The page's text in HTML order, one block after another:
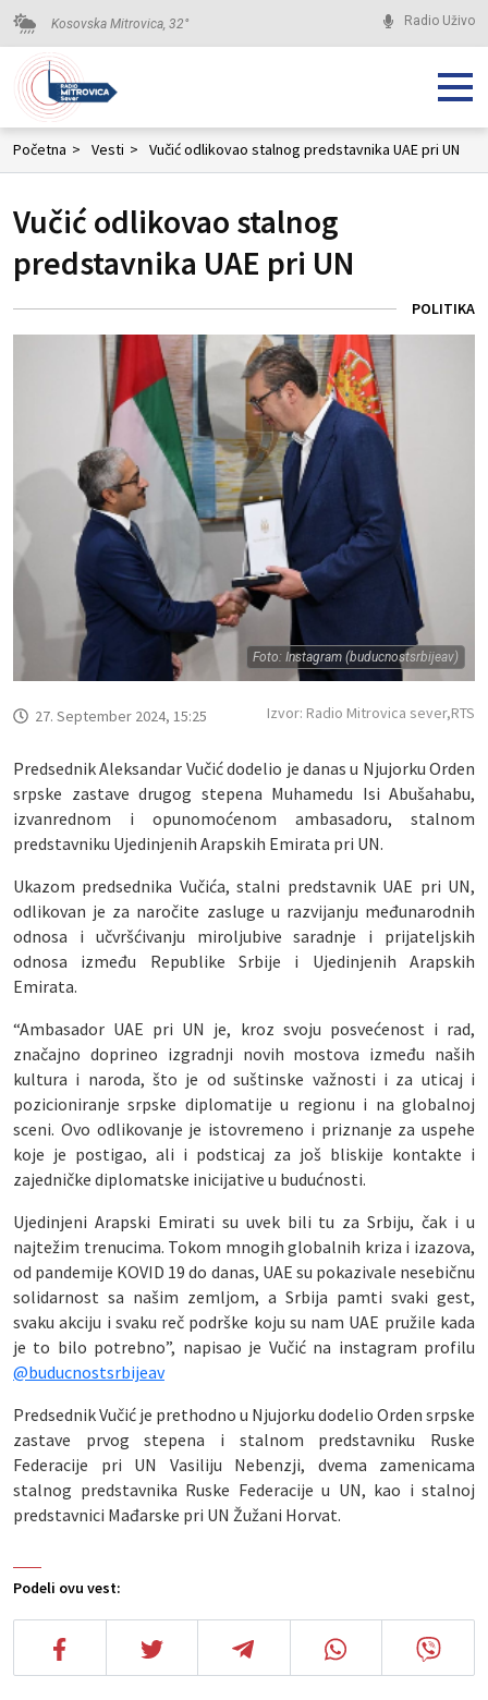
Kosovska Mitrovica, 32° Radio Uživo
Početna > Vesti > Vučić odlikovao stalnog predstavnika UAE pri UN
Vučić odlikovao stalnog
predstavnika UAE pri UN
POLITIKA
Foto: Instagram (buducnostsrbijeav)
Podeli ovu vest:
27. September 2024, 15:25 Izvor: Radio Mitrovica sever,RTS
Predsednik Aleksandar Vučić dodelio je danas u Njujorku Orden
srpske zastave drugog stepena Muhamedu Isi Abušahabu,
izvanrednom i opunomoćenom ambasadoru, stalnom
predstavniku Ujedinjenih Arapskih Emirata pri UN.
Ukazom predsednika Vučića, stalni predstavnik UAE pri UN,
odlikovan je za naročite zasluge u razvijanju međunarodnih
odnosa i učvršćivanju miroljubive saradnje i prijateljskih
odnosa između Republike Srbije i Ujedinjenih Arapskih
Emirata.
“Ambasador UAE pri UN je, kroz svoju posvećenost i rad,
značajno doprineo izgradnji novih mostova između naših
kultura i naroda, što je od suštinske važnosti i za uticaj i
pozicioniranje srpske diplomatije u regionu i na globalnoj
sceni. Ovo odlikovanje je istovremeno i priznanje za uspehe
koje je postigao, ali i podsticaj za još bliskije kontakte i
zajedničke diplomatske inicijative u budućnosti.
Ujedinjeni Arapski Emirati su uvek bili tu za Srbiju, čak i u
najtežim trenucima. Tokom mnogih globalnih kriza i izazova,
od pandemije KOVID 19 do danas, UAE su pokazivale nesebičnu
solidarnost sa našim zemljom, a Srbija pamti svaki gest,
svaku akciju i svaku reč podrške koju su nam UAE pružile kada
je to bilo potrebno”, napisao je Vučić na instagram profilu
@buducnostsrbijeav
Predsednik Vučić je prethodno u Njujorku dodelio Orden srpske
zastave prvog stepena i stalnom predstavniku Ruske
Federacije pri UN Vasiliju Nebenzji, dvema zamenicama
stalnog predstavnika Ruske Federacije u UN, kao i stalnoj
predstavnici Mađarske pri UN Žužani Horvat.